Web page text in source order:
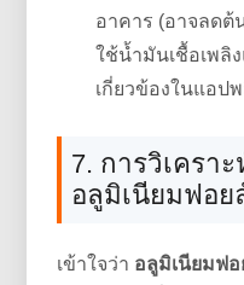
อาคาร (อาจลดต้
ใช้น้ำมันเชื้อเพลิ
เกี่ยวข้องในแอป
7. การวิเครา
อลูมิเนียมฟอ
เข้าใจว่า อลูมิเนียมฟ